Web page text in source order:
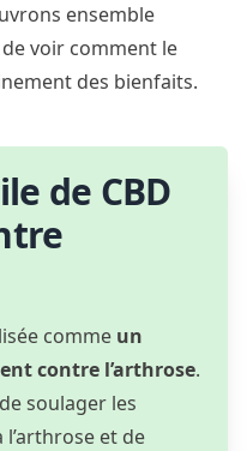
ensemble
voir comment le
des bienfaits.
de CBD
comme un
contre l’arthrose.
soulager les
et de